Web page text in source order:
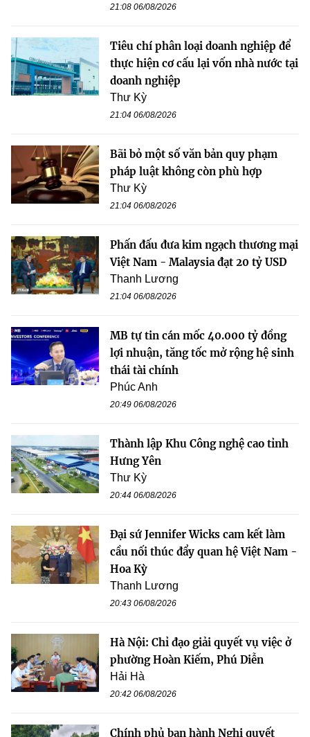
21:08 06/08/2026
Tiêu chí phân loại doanh nghiệp để
thực hiện cơ cấu lại vốn nhà nước tại
doanh nghiệp
Thư Kỳ
21:04 06/08/2026
Bãi bỏ một số văn bản quy phạm
pháp luật không còn phù hợp
Thư Kỳ
21:04 06/08/2026
Phấn đấu đưa kim ngạch thương mại
Việt Nam - Malaysia đạt 20 tỷ USD
Thanh Lương
21:04 06/08/2026
MB tự tin cán mốc 40.000 tỷ đồng
lợi nhuận, tăng tốc mở rộng hệ sinh
thái tài chính
Phúc Anh
20:49 06/08/2026
Thành lập Khu Công nghệ cao tỉnh
Hưng Yên
Thư Kỳ
20:44 06/08/2026
Đại sứ Jennifer Wicks cam kết làm
cầu nối thúc đẩy quan hệ Việt Nam -
Hoa Kỳ
Thanh Lương
20:43 06/08/2026
Hà Nội: Chỉ đạo giải quyết vụ việc ở
phường Hoàn Kiếm, Phú Diễn
Hải Hà
20:42 06/08/2026
Chính phủ ban hành Nghị quyết